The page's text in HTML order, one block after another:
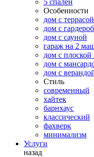
5 спален
Особенности
дом с террасой
дом с
дом с сауной
гараж на 2
дом с плоской
дом с
дом с
Стиль
современный
хайтек
барнхаус
классический
фахверк
минимализм
Услуги
назад